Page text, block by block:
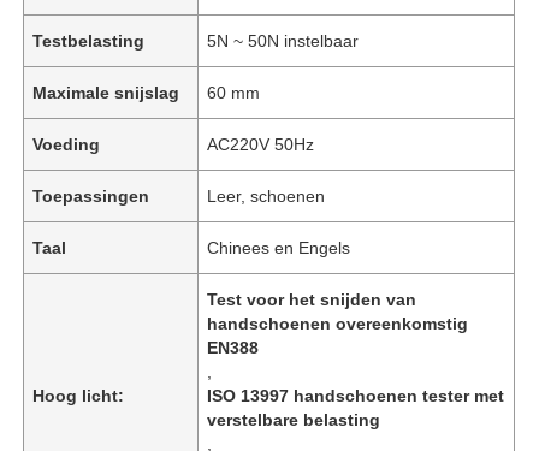
Testbelasting 5N ~ 50N instelbaar
Maximale snijslag 60 mm
Voeding AC220V 50Hz
Toepassingen Leer, schoenen
Taal Chinees en Engels
Hoog licht:
Test voor het snijden van
handschoenen overeenkomstig
EN388
ISO 13997 handschoenen tester met
verstelbare belasting